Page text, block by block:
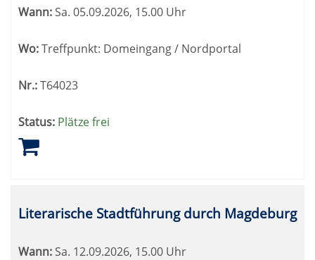
Wann:Sa. 05.09.2026, 15.00 Uhr
Wo:Treffpunkt: Domeingang / Nordportal
Nr.:T64023
Status: Plätze frei
Literarische Stadtführung durch Magdeburg
Wann: Sa. 12.09.2026, 15.00 Uhr